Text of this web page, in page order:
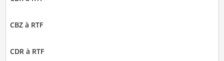
CBZ à RTF
CDR à RTF